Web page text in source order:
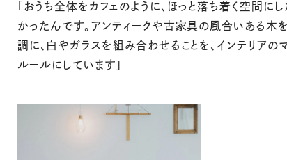
「おうち全体をカフェのように、ほっと落ち着く空間にし
かったんです。アンティークや古家具の風合いある木
調に、白やガラスを組み合わせることを、インテリアの
ルールにしています」